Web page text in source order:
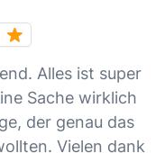
Alles ist super
Sache wirklich
der genau das
Vielen dank